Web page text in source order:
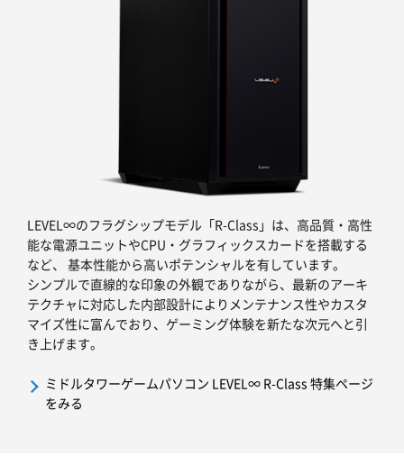
LEVEL∞のフラグシップモデル「R-Class」は、高品質・高性
能な電源ユニットやCPU・グラフィックスカードを搭載する
など、 基本性能から高いポテンシャルを有しています。
シンプルで直線的な印象の外観でありながら、最新のアーキ
テクチャに対応した内部設計によりメンテナンス性やカスタ
マイズ性に富んでおり、ゲーミング体験を新たな次元へと引
き上げます。
ミドルタワーゲームパソコン LEVEL∞ R-Class 特集ページ
をみる